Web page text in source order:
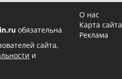
обязательна
сайта,
и
О нас
Карта сайта
Реклама